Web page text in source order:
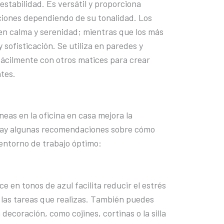
Es versátil y proporciona
dependiendo de su tonalidad. Los
calma y serenidad; mientras que los más
sofisticación. Se utiliza en paredes y
con otros matices para crear
en la oficina en casa mejora la
algunas recomendaciones sobre cómo
de trabajo óptimo:
en tonos de azul facilita reducir el estrés
tareas que realizas. También puedes
como cojines, cortinas o la silla